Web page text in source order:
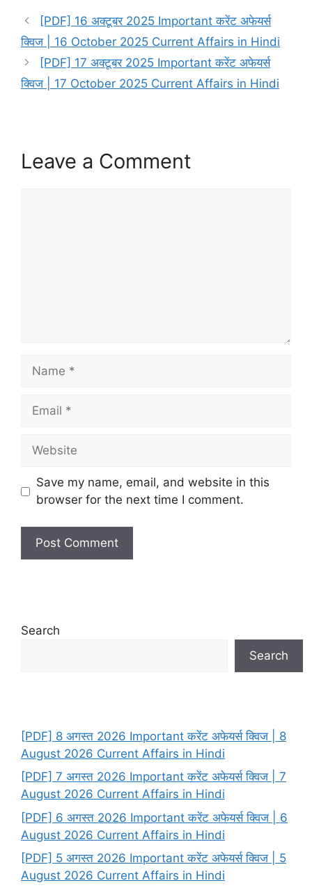
[PDF] 16 अक्टूबर 2025 Important करेंट अफेयर्स
क्विज | 16 October 2025 Current Affairs in Hindi
[PDF] 17 अक्टूबर 2025 Important करेंट अफेयर्स
क्विज | 17 October 2025 Current Affairs in Hindi
Leave a Comment
Name
Email
Website
Save my name, email, and website in this
browser for the next time I comment.
Search
Search
[PDF] 8 अगस्त 2026 Important करेंट अफेयर्स क्विज | 8
August 2026 Current Affairs in Hindi
[PDF] 7 अगस्त 2026 Important करेंट अफेयर्स क्विज | 7
August 2026 Current Affairs in Hindi
[PDF] 6 अगस्त 2026 Important करेंट अफेयर्स क्विज | 6
August 2026 Current Affairs in Hindi
[PDF] 5 अगस्त 2026 Important करेंट अफेयर्स क्विज | 5
August 2026 Current Affairs in Hindi